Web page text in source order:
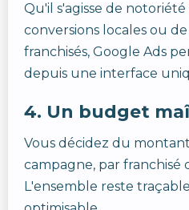
Qu'il s'agisse de
conversions locales ou
franchisés, Google Ads
depuis une interface
4. Un budget
Vous décidez du
campagne, par franchisé
L'ensemble reste